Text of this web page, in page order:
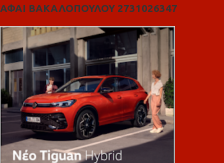
ΑΦΑΙ ΒΑΚΑΛΟΠΟΥΛΟΥ 2731026347